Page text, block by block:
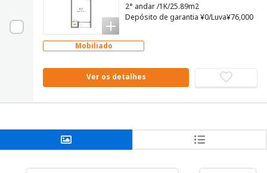
2° andar /1K/25.89m2
Depósito de garantia ¥0/Luva¥76,000
Mobiliado
Ver os detalhes